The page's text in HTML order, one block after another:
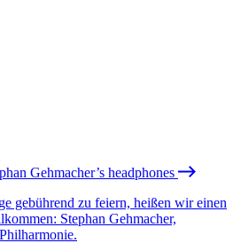
Gehmacher’s headphones
gebührend zu feiern, heißen wir einen
Stephan Gehmacher,